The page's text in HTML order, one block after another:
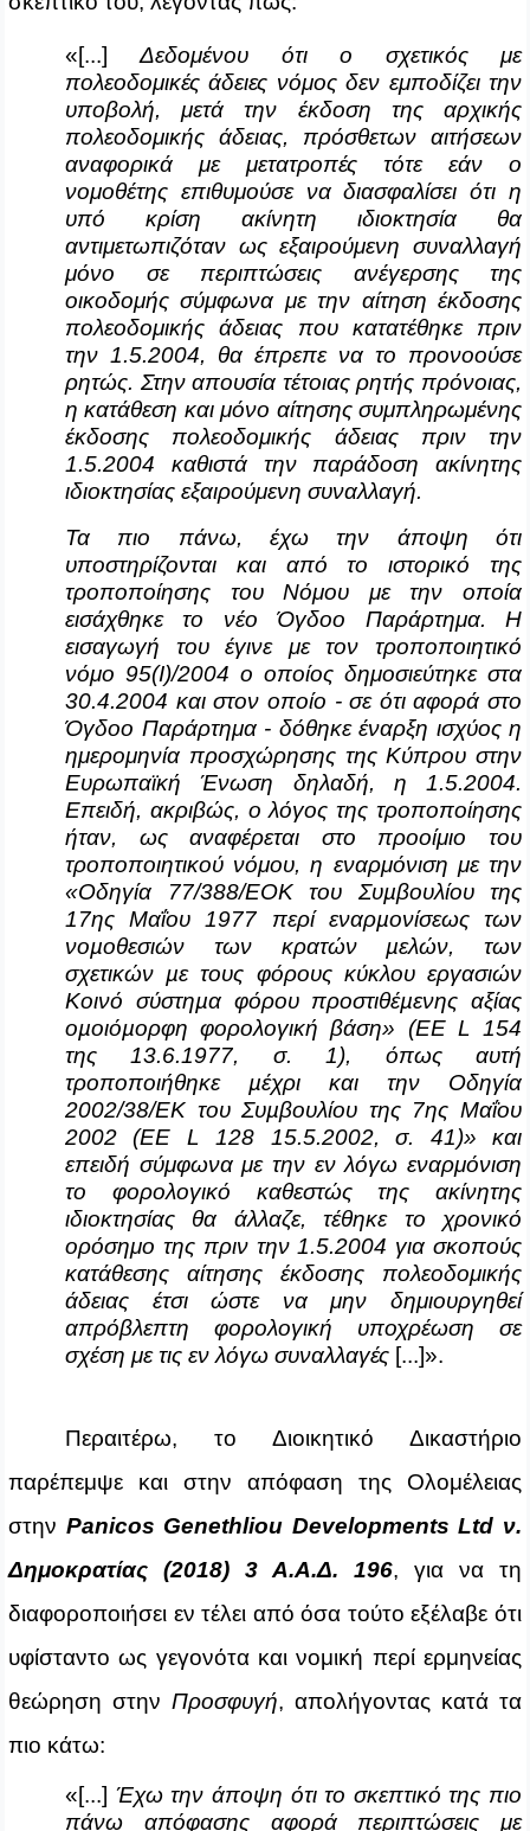
«[...]Δεδομένου ότι ο σχετικός με
πολεοδομικές άδειες νόμος δεν εμποδίζει την
υποβολή, μετά την έκδοση της αρχικής
πολεοδομικής άδειας, πρόσθετων αιτήσεων
αναφορικά με μετατροπές τότε εάν ο
νομοθέτης επιθυμούσε να διασφαλίσει ότι η
υπό κρίση ακίνητη ιδιοκτησία θα
αντιμετωπιζόταν ως εξαιρούμενη συναλλαγή
μόνο σε περιπτώσεις ανέγερσης της
οικοδομής σύμφωνα με την αίτηση έκδοσης
πολεοδομικής άδειας που κατατέθηκε πριν
την 1.5.2004, θα έπρεπε να το προνοούσε
ρητώς. Στην απουσία τέτοιας ρητής πρόνοιας,
η κατάθεση και μόνο αίτησης συμπληρωμένης
έκδοσης πολεοδομικής άδειας πριν την
1.5.2004 καθιστά την παράδοση ακίνητης
ιδιοκτησίας εξαιρούμενη συναλλαγή.
Τα πιο πάνω, έχω την άποψη ότι
υποστηρίζονται και από το ιστορικό της
τροποποίησης του Νόμου με την οποία
εισάχθηκε το νέο Όγδοο Παράρτημα. Η
εισαγωγή του έγινε με τον τροποποιητικό
νόμο 95(Ι)/2004 ο οποίος δημοσιεύτηκε στα
30.4.2004 και στον οποίο - σε ότι αφορά στο
Όγδοο Παράρτημα - δόθηκε έναρξη ισχύος η
ημερομηνία προσχώρησης της Κύπρου στην
Ευρωπαϊκή Ένωση δηλαδή, η 1.5.2004.
Επειδή, ακριβώς, ο λόγος της τροποποίησης
ήταν, ως αναφέρεται στο προοίμιο του
τροποποιητικού νόμου, η εναρμόνιση με την
«Οδηγία 77/388/ΕΟΚ του Συµβουλίου της
17ης Μαΐου 1977 περί εναρµονίσεως των
νοµοθεσιών των κρατών µελών, των
σχετικών µε τους φόρους κύκλου εργασιών
Κοινό σύστηµα φόρου προστιθέµενης αξίας
οµοιόµορφη φορολογική βάση» (ΕΕ L 154
της 13.6.1977, σ. 1), όπως αυτή
τροποποιήθηκε µέχρι και την Οδηγία
2002/38/ΕΚ του Συµβουλίου της 7ης Μαΐου
2002 (ΕΕ L
128 15.5.2002, σ. 41)» και
επειδή σύμφωνα με την εν λόγω εναρμόνιση
το φορολογικό καθεστώς της ακίνητης
ιδιοκτησίας θα άλλαζε, τέθηκε το χρονικό
ορόσημο της πριν την 1.5.2004 για σκοπούς
κατάθεσης αίτησης έκδοσης πολεοδομικής
άδειας έτσι ώστε να μην δημιουργηθεί
απρόβλεπτη φορολογική υποχρέωση σε
σχέση με τις εν λόγω συναλλαγές [...]».
Περαιτέρω, το Διοικητικό Δικαστήριο
παρέπεμψε και στην απόφαση της Ολομέλειας
στην Panicos Genethliou Developments Ltd ν.
Δημοκρατίας (2018) 3 Α.Α.Δ. 196, για να τη
διαφοροποιήσει εν τέλει από όσα τούτο εξέλαβε ότι
υφίσταντο ως γεγονότα και νομική περί ερμηνείας
θεώρηση στην Προσφυγή, απολήγοντας κατά τα
πιο κάτω:
«[...] Έχω την άποψη ότι το σκεπτικό της πιο
πάνω απόφασης αφορά περιπτώσεις με